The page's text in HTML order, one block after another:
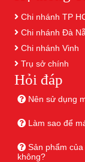
Chi nhánh TP
Chi nhánh Đà
Chi nhánh Vinh
Trụ sở chính
Hỏi đáp
Nên sử dụng
Làm sao để
Sản phẩm
không?